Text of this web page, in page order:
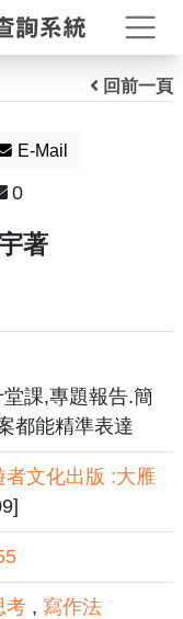
打
回前一頁
E-Mail
0
著
課,專題報告.簡
都能精準表達
者文化出版 :大雁
考 , 寫作法